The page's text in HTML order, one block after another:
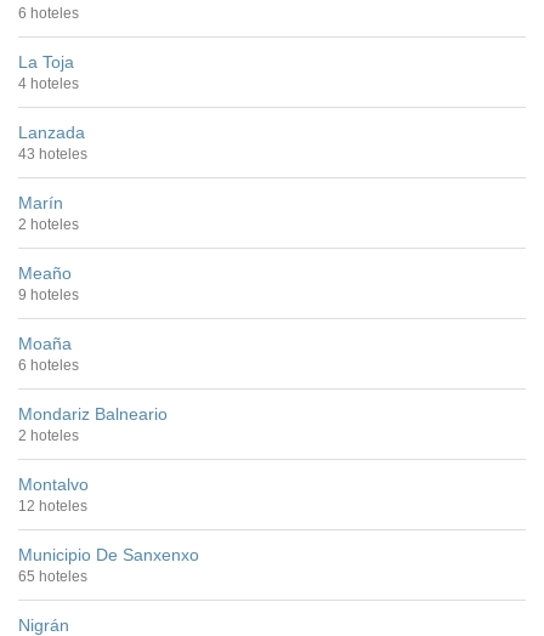
6 hoteles
La Toja
4 hoteles
Lanzada
43 hoteles
Marín
2 hoteles
Meaño
9 hoteles
Moaña
6 hoteles
Mondariz Balneario
2 hoteles
Montalvo
12 hoteles
Municipio De Sanxenxo
65 hoteles
Nigrán